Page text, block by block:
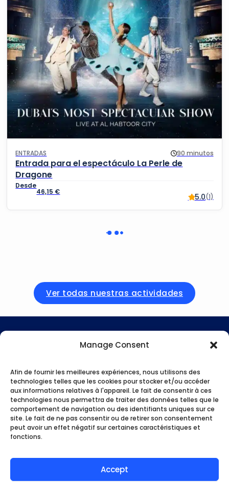
Manage Consent
Afin de fournir les meilleures expériences, nous utilisons des
technologies telles que les cookies pour stocker et/ou accéder
aux informations relatives à l'appareil. Le fait de consentir à ces
technologies nous permettra de traiter des données telles que le
comportement de navigation ou des identifiants uniques sur ce
site. Le fait de ne pas consentir ou de retirer son consentement
peut avoir un effet négatif sur certaines caractéristiques et
fonctions.
Accept
ENTRADAS 90 minutos
Entrada para el espectáculo La Perle de
Dragone
46,15 €
5.0(1)
Ver todas nuestras actividades
Moneda
EUR
Asistencia
Ponte en contacto con
Información jurídica
Formas de pago